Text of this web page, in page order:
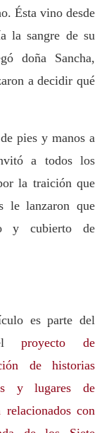
Ésta vino desde
la sangre de su
doña Sancha,
a decidir qué
pies y manos a
a todos los
la traición que
le lanzaron que
y cubierto de
es parte del
elproyecto de
de historias
y lugares de
relacionados con